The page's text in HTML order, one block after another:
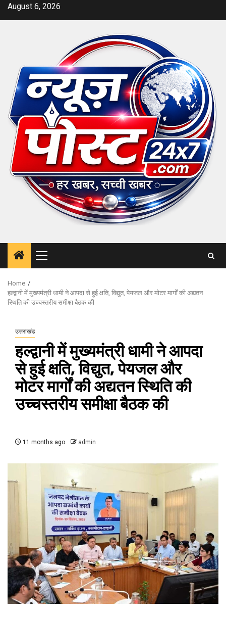
SkipAugust 6, 2026
Primary
Menu
Home
हल्द्वानी में मुख्यमंत्री धामी ने आपदा से हुई क्षति, विद्युत, पेयजल और मोटर मार्गों की अद्यतन
स्थिति की उच्चस्तरीय समीक्षा बैठक की
उत्तराखंड
हल्द्वानी में मुख्यमंत्री धामी ने आपदा
से हुई क्षति, विद्युत, पेयजल और
मोटर मार्गों की अद्यतन स्थिति की
उच्चस्तरीय समीक्षा बैठक की
11 months ago admin